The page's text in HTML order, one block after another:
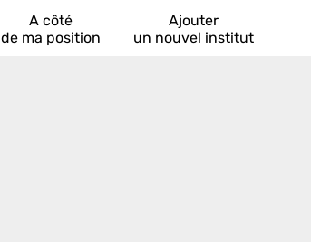
A côté
de ma position
Ajouter
un nouvel institut